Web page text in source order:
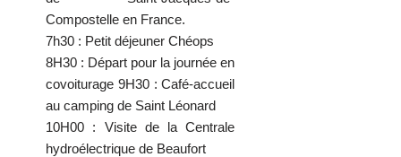
Compostelle en France.
7h30 : Petit déjeuner Chéops
8H30 : Départ pour la journée en
covoiturage 9H30 : Café-accueil
au camping de Saint Léonard
10H00 : Visite de la Centrale
hydroélectrique de Beaufort